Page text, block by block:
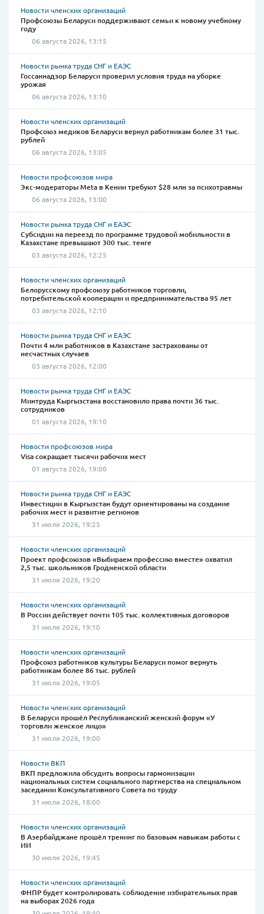
Новости членских организаций
Профсоюзы Беларуси поддерживают семьи к новому учебному
году
06 августа 2026, 13:15
Новости рынка труда СНГ и ЕАЭС
Госсаннадзор Беларуси проверил условия труда на уборке
урожая
06 августа 2026, 13:10
Новости членских организаций
Профсоюз медиков Беларуси вернул работникам более 31 тыс.
рублей
06 августа 2026, 13:05
Новости профсоюзов мира
Экс-модераторы Meta в Кении требуют $28 млн за психотравмы
06 августа 2026, 13:00
Новости рынка труда СНГ и ЕАЭС
Субсидии на переезд по программе трудовой мобильности в
Казахстане превышают 300 тыс. тенге
03 августа 2026, 12:25
Новости членских организаций
Белорусскому профсоюзу работников торговли,
потребительской кооперации и предпринимательства 95 лет
03 августа 2026, 12:10
Новости рынка труда СНГ и ЕАЭС
Почти 4 млн работников в Казахстане застрахованы от
несчастных случаев
03 августа 2026, 12:00
Новости рынка труда СНГ и ЕАЭС
Минтруда Кыргызстана восстановило права почти 36 тыс.
сотрудников
01 августа 2026, 19:10
Новости профсоюзов мира
Visa сокращает тысячи рабочих мест
01 августа 2026, 19:00
Новости рынка труда СНГ и ЕАЭС
Инвестиции в Кыргызстан будут ориентированы на создание
рабочих мест и развитие регионов
31 июля 2026, 19:25
Новости членских организаций
Проект профсоюзов «Выбираем профессию вместе» охватил
2,5 тыс. школьников Гродненской области
31 июля 2026, 19:20
Новости членских организаций
В России действует почти 105 тыс. коллективных договоров
31 июля 2026, 19:10
Новости членских организаций
Профсоюз работников культуры Беларуси помог вернуть
работникам более 86 тыс. рублей
31 июля 2026, 19:05
Новости членских организаций
В Беларуси прошёл Республиканский женский форум «У
торговли женское лицо»
31 июля 2026, 19:00
Новости ВКП
ВКП предложила обсудить вопросы гармонизации
национальных систем социального партнерства на специальном
заседании Консультативного Совета по труду
31 июля 2026, 18:00
Новости членских организаций
В Азербайджане прошёл тренинг по базовым навыкам работы с
ИИ
30 июля 2026, 19:45
Новости членских организаций
ФНПР будет контролировать соблюдение избирательных прав
на выборах 2026 года